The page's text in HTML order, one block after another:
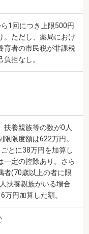
1回につき上限500円
。ただし、薬局におけ
育者の市民税が非課税
担なし。
扶養親族等の数が0人
限限度額は622万円。
とに38万円を加算し
一定の控除あり。さら
者(70歳以上の者に限
扶養親族がいる場合
万円加算した額。